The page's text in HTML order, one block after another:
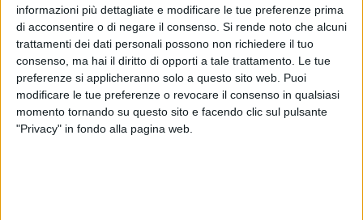
informazioni più dettagliate e modificare le tue preferenze prima
di acconsentire o di negare il consenso. Si rende noto che alcuni
trattamenti dei dati personali possono non richiedere il tuo
consenso, ma hai il diritto di opporti a tale trattamento. Le tue
preferenze si applicheranno solo a questo sito web. Puoi
modificare le tue preferenze o revocare il consenso in qualsiasi
momento tornando su questo sito e facendo clic sul pulsante
"Privacy" in fondo alla pagina web.
MOLFETTA - 31 GENNAIO 2016
Seconda Categoria, dodicesima vittoria
stagionale per il Borgorosso: nove gol al
Conversano
MOLFETTA - 31 GENNAIO 2016
Molfetta Sportiva, manca continuità. Così non
si va lontano